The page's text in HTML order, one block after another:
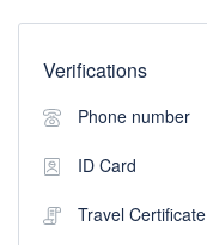
Verifications
Phone number
ID Card
Travel Certificate